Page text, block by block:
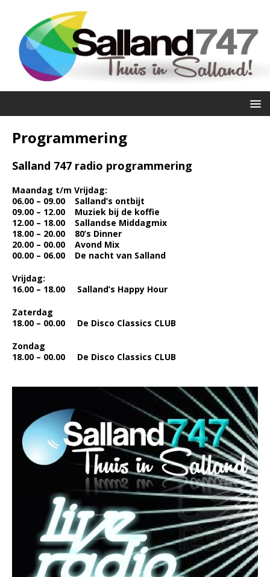
Programmering
Salland 747 radio programmering
Maandag t/m Vrijdag:
06.00 – 09.00 Salland’s ontbijt
09.00 – 12.00 Muziek bij de koffie
12.00 – 18.00 Sallandse Middagmix
18.00 – 20.00 80’s Dinner
20.00 – 00.00 Avond Mix
00.00 – 06.00 De nacht van Salland
Vrijdag:
16.00 – 18.00 Salland’s Happy Hour
Zaterdag
18.00 – 00.00 De Disco Classics CLUB
Zondag
18.00 – 00.00 De Disco Classics CLUB